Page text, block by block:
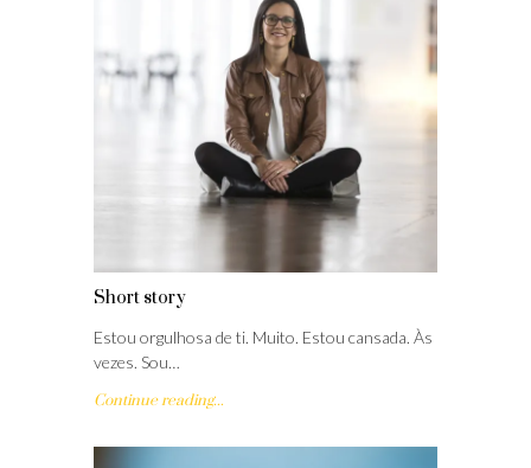
Short story
Estou orgulhosa de ti. Muito. Estou cansada. Às
vezes. Sou…
Continue reading...